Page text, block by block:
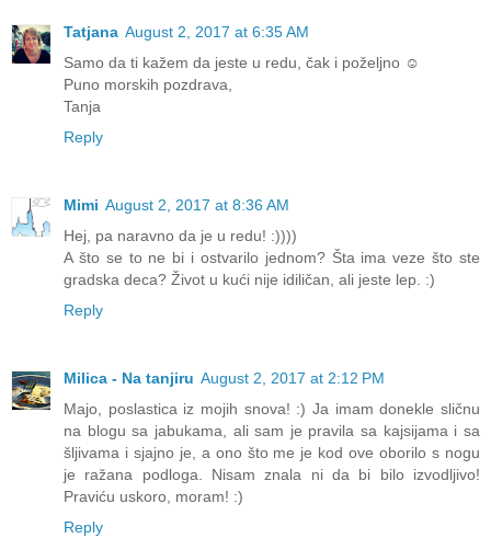
Tatjana August 2, 2017 at 6:35 AM
Samo da ti kažem da jeste u redu, čak i poželjno ☺
Puno morskih pozdrava,
Tanja
Reply
Mimi August 2, 2017 at 8:36 AM
Hej, pa naravno da je u redu! :))))
A što se to ne bi i ostvarilo jednom? Šta ima veze što ste
gradska deca? Život u kući nije idiličan, ali jeste lep. :)
Reply
Milica - Na tanjiru August 2, 2017 at 2:12 PM
Majo, poslastica iz mojih snova! :) Ja imam donekle sličnu
na blogu sa jabukama, ali sam je pravila sa kajsijama i sa
šljivama i sjajno je, a ono što me je kod ove oborilo s nogu
je ražana podloga. Nisam znala ni da bi bilo izvodljivo!
Praviću uskoro, moram! :)
Reply